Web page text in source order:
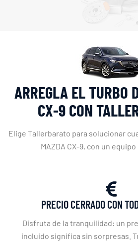
ARREGLA EL TURBO
CX-9 CON
Elige Tallerbarato para solucionar
MAZDA CX-9, con un
PRECIO CERRADO CON
Disfruta de la tranquilidad: un
incluido significa sin sorpresas.